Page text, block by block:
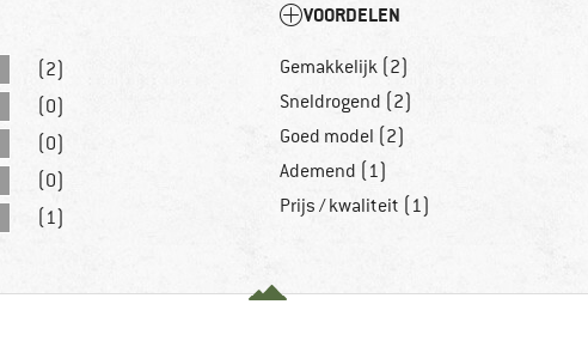
(2)
(0)
(0)
(0)
(1)
VOORDELEN
Gemakkelijk (2)
Sneldrogend (2)
Goed model (2)
Ademend (1)
Prijs / kwaliteit (1)